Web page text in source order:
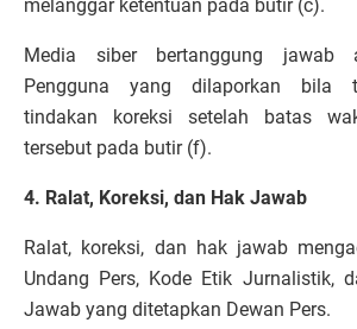
melanggar ketentuan pada butir (c).
Media siber bertanggung jawab
Pengguna yang dilaporkan bila
tindakan koreksi setelah batas
tersebut pada butir (f).
4. Ralat, Koreksi, dan Hak Jawab
Ralat, koreksi, dan hak jawab
Undang Pers, Kode Etik Jurnalistik,
Jawab yang ditetapkan Dewan Pers.